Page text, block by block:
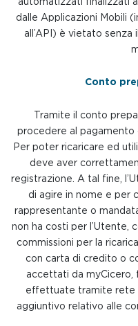
dalle Applicazioni Mobili
all’API) è vietato
Conto
Tramite il conto
procedere al pagamento
Per poter ricaricare ed
deve aver
registrazione. A tal fine,
di agire in nome e per
rappresentante o
non ha costi per l’Utente,
commissioni per la
con carta di credito o
accettati da myCicero,
effettuate tramite rete
aggiuntivo relativo alle